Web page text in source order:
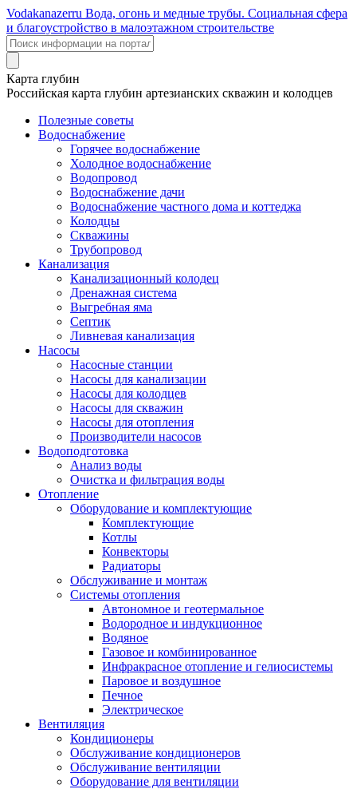
Vodakanazerru Вода, огонь и медные трубы. Социальная сфера
и благоустройство в малоэтажном строительстве
Карта глубин
Российская карта глубин артезианских скважин и колодцев
Полезные советы
Водоснабжение
Горячее водоснабжение
Холодное водоснабжение
Водопровод
Водоснабжение дачи
Водоснабжение частного дома и коттеджа
Колодцы
Скважины
Трубопровод
Канализация
Канализационный колодец
Дренажная система
Выгребная яма
Септик
Ливневая канализация
Насосы
Насосные станции
Насосы для канализации
Насосы для колодцев
Насосы для скважин
Насосы для отопления
Производители насосов
Водоподготовка
Анализ воды
Очистка и фильтрация воды
Отопление
Оборудование и комплектующие
Комплектующие
Котлы
Конвекторы
Радиаторы
Обслуживание и монтаж
Системы отопления
Автономное и геотермальное
Водородное и индукционное
Водяное
Газовое и комбинированное
Инфракрасное отопление и гелиосистемы
Паровое и воздушное
Печное
Электрическое
Вентиляция
Кондиционеры
Обслуживание кондиционеров
Обслуживание вентиляции
Оборудование для вентиляции